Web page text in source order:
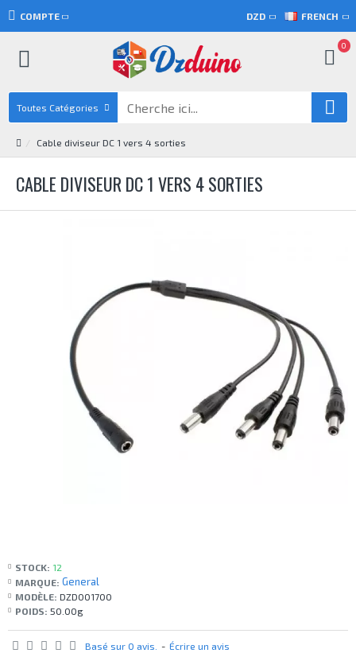
COMPTE DZD FRENCH
0
Toutes Catégories
Cable diviseur DC 1 vers 4 sorties
CABLE DIVISEUR DC 1 VERS 4 SORTIES
STOCK: 12
MARQUE: General
MODÈLE: DZD001700
POIDS: 50.00g
Basé sur 0 avis. - Écrire un avis